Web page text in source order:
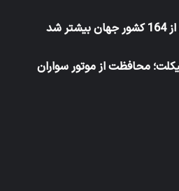
شد
محافظت از موتور سواران